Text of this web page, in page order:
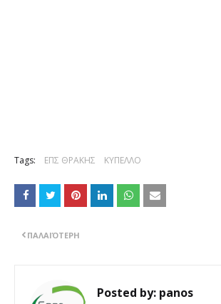
Tags: ΕΠΣ ΘΡΑΚΗΣ ΚΥΠΕΛΛΟ
ΠΑΛΑΙΌΤΕΡΗ
Posted by: panos